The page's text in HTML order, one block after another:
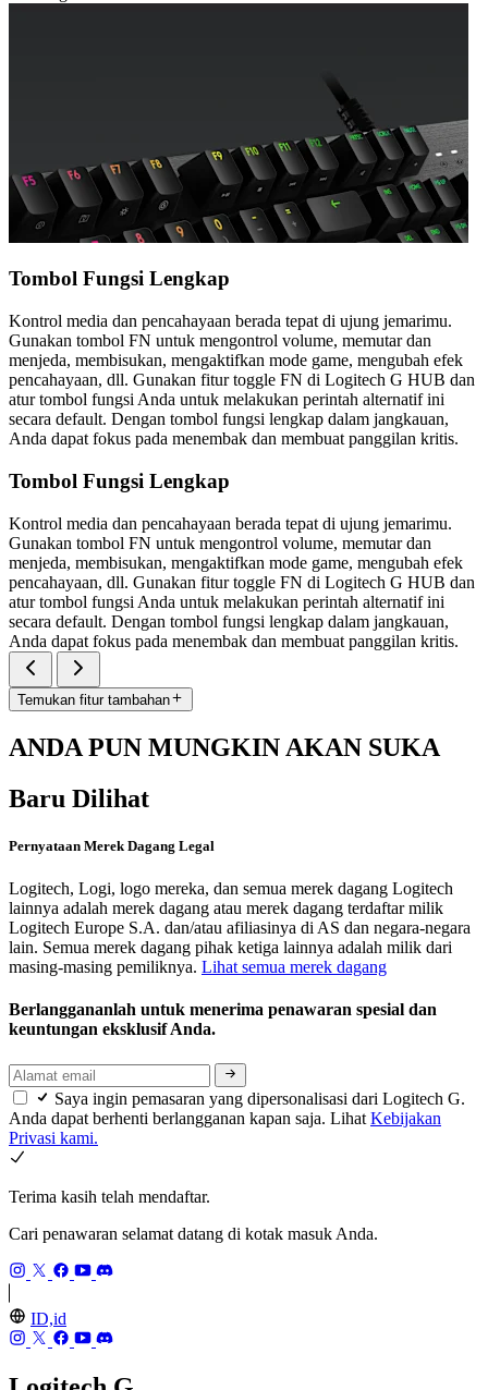
Tombol Fungsi Lengkap
Kontrol media dan pencahayaan berada tepat di ujung jemarimu.
Gunakan tombol FN untuk mengontrol volume, memutar dan
menjeda, membisukan, mengaktifkan mode game, mengubah efek
pencahayaan, dll. Gunakan fitur toggle FN di Logitech G HUB dan
atur tombol fungsi Anda untuk melakukan perintah alternatif ini
secara default. Dengan tombol fungsi lengkap dalam jangkauan,
Anda dapat fokus pada menembak dan membuat panggilan kritis.
Tombol Fungsi Lengkap
Kontrol media dan pencahayaan berada tepat di ujung jemarimu.
Gunakan tombol FN untuk mengontrol volume, memutar dan
menjeda, membisukan, mengaktifkan mode game, mengubah efek
pencahayaan, dll. Gunakan fitur toggle FN di Logitech G HUB dan
atur tombol fungsi Anda untuk melakukan perintah alternatif ini
secara default. Dengan tombol fungsi lengkap dalam jangkauan,
Anda dapat fokus pada menembak dan membuat panggilan kritis.
Temukan fitur tambahan
ANDA PUN MUNGKIN AKAN SUKA
Baru Dilihat
Pernyataan Merek Dagang Legal
Logitech, Logi, logo mereka, dan semua merek dagang Logitech
lainnya adalah merek dagang atau merek dagang terdaftar milik
Logitech Europe S.A. dan/atau afiliasinya di AS dan negara-negara
lain. Semua merek dagang pihak ketiga lainnya adalah milik dari
masing-masing pemiliknya. Lihat semua merek dagang
Berlanggananlah untuk menerima penawaran spesial dan
keuntungan eksklusif Anda.
Saya ingin pemasaran yang dipersonalisasi dari Logitech G.
Anda dapat berhenti berlangganan kapan saja. Lihat Kebijakan
Privasi kami.
Terima kasih telah mendaftar.
Cari penawaran selamat datang di kotak masuk Anda.
ID,id